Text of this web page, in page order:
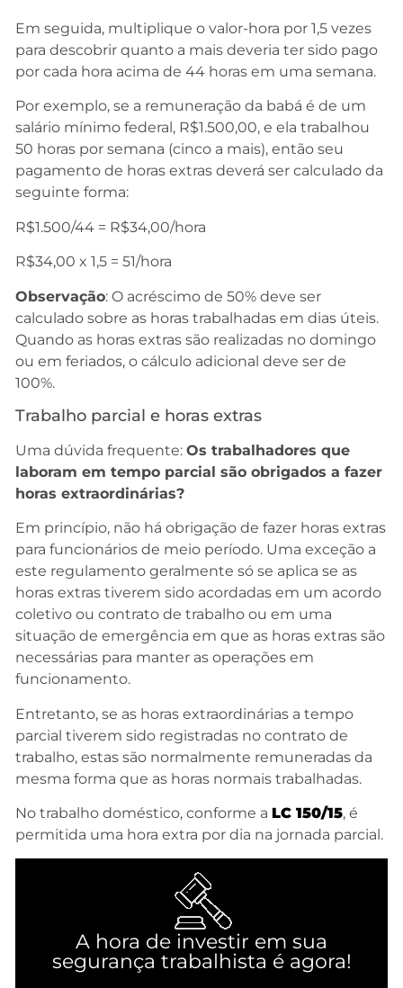
Em seguida, multiplique o valor-hora por 1,5 vezes
para descobrir quanto a mais deveria ter sido pago
por cada hora acima de 44 horas em uma semana.
Por exemplo, se a remuneração da babá é de um
salário mínimo federal, R$1.500,00, e ela trabalhou
50 horas por semana (cinco a mais), então seu
pagamento de horas extras deverá ser calculado da
seguinte forma:
R$1.500/44 = R$34,00/hora
R$34,00 x 1,5 = 51/hora
Observação: O acréscimo de 50% deve ser
calculado sobre as horas trabalhadas em dias úteis.
Quando as horas extras são realizadas no domingo
ou em feriados, o cálculo adicional deve ser de
100%.
Trabalho parcial e horas extras
Uma dúvida frequente: Os trabalhadores que
laboram em tempo parcial são obrigados a fazer
horas extraordinárias?
Em princípio, não há obrigação de fazer horas extras
para funcionários de meio período. Uma exceção a
este regulamento geralmente só se aplica se as
horas extras tiverem sido acordadas em um acordo
coletivo ou contrato de trabalho ou em uma
situação de emergência em que as horas extras são
necessárias para manter as operações em
funcionamento.
Entretanto, se as horas extraordinárias a tempo
parcial tiverem sido registradas no contrato de
trabalho, estas são normalmente remuneradas da
mesma forma que as horas normais trabalhadas.
No trabalho doméstico, conforme a LC 150/15, é
permitida uma hora extra por dia na jornada parcial.
A hora de investir em sua
segurança trabalhista é agora!